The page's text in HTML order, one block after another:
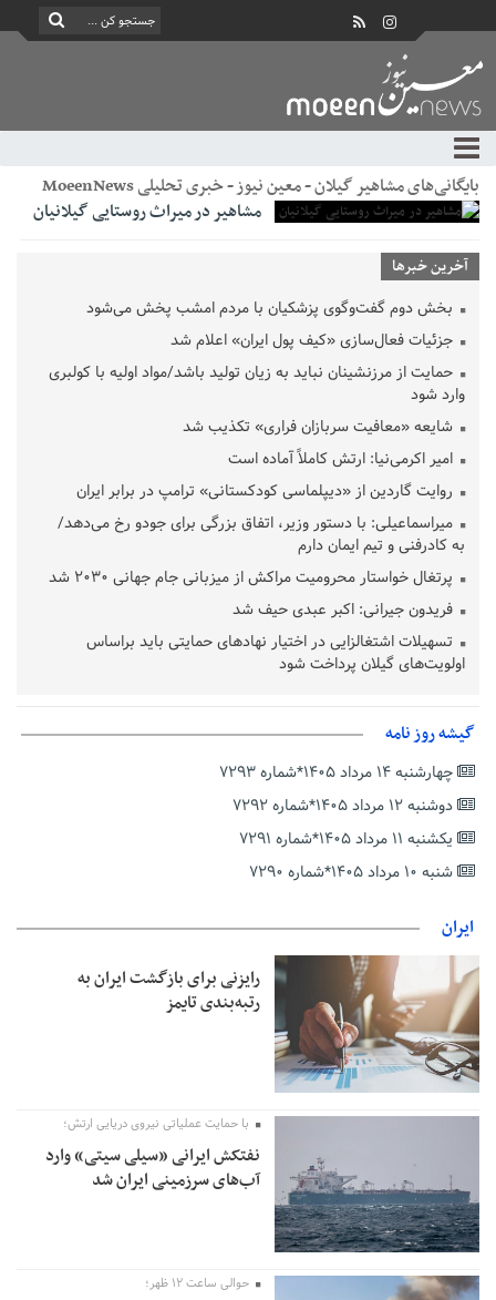
بایگانی‌های مشاهیر گیلان - معین نیوز - خبری تحلیلی MoeenNews
مشاهیر در میراث روستایی گیلانیان
آخرین خبرها
بخش دوم گفت‌وگوی پزشکیان با مردم امشب پخش می‌شود
جزئیات فعال‌سازی «کیف پول ایران» اعلام شد
حمایت از مرزنشینان نباید به زیان تولید باشد/مواد اولیه با کولبری
وارد شود
شایعه «معافیت سربازان فراری» تکذیب شد
امیر اکرمی‌نیا: ارتش کاملاً آماده است
روایت گاردین از «دیپلماسی کودکستانی» ترامپ در برابر ایران
میراسماعیلی: با دستور وزیر، اتفاق بزرگی برای جودو رخ می‌دهد/
به کادرفنی و تیم ایمان دارم
پرتغال خواستار محرومیت مراکش از میزبانی جام جهانی ۲۰۳۰ شد
فریدون جیرانی: اکبر عبدی حیف شد
تسهیلات اشتغالزایی در اختیار نهادهای حمایتی باید براساس
اولویت‌های گیلان پرداخت شود
دفتر رهبر انقلاب: مطالب خارج از مراجع رسمی فاقد سندیت است
بقائی: فضای مذاکرات فنی و سیاسی ایران و عمان درباره تنگه هرمز،
مثبت است
رئیس سازمان جهاد کشاورزی استان: کشاورزان گیلان نسبت به
دریافت یارانه کود اقدام کنند
گیشه روز نامه
چهارشنبه ۱۴ مرداد ۱۴۰۵*شماره ۷۲۹۳
دوشنبه ۱۲ مرداد ۱۴۰۵*شماره ۷۲۹۲
یکشنبه ۱۱ مرداد ۱۴۰۵*شماره ۷۲۹۱
شنبه ۱۰ مرداد ۱۴۰۵*شماره ۷۲۹۰
ایران
رایزنی برای بازگشت ایران به
رتبه‌بندی تایمز
با حمایت عملیاتی نیروی دریایی ارتش؛
نفتکش ایرانی «سیلی سیتی» وارد
آب‌های سرزمینی ایران شد
حوالی ساعت ۱۲ ظهر؛